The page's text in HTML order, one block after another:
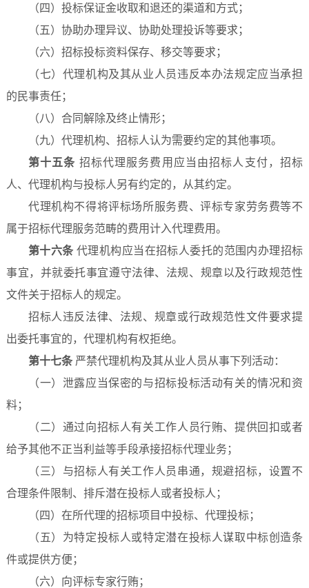
（四）投标保证金收取和退还的渠道和方式；
（五）协助办理异议、协助处理投诉等要求；
（六）招标投标资料保存、移交等要求；
（七）代理机构及其从业人员违反本办法规定应当承担
的民事责任；
（八）合同解除及终止情形；
（九）代理机构、招标人认为需要约定的其他事项。
第十五条 招标代理服务费用应当由招标人支付，招标
人、代理机构与投标人另有约定的，从其约定。
代理机构不得将评标场所服务费、评标专家劳务费等不
属于招标代理服务范畴的费用计入代理费用。
第十六条 代理机构应当在招标人委托的范围内办理招标
事宜，并就委托事宜遵守法律、法规、规章以及行政规范性
文件关于招标人的规定。
招标人违反法律、法规、规章或行政规范性文件要求提
出委托事宜的，代理机构有权拒绝。
第十七条严禁代理机构及其从业人员从事下列活动：
（一）泄露应当保密的与招标投标活动有关的情况和资
料；
（二）通过向招标人有关工作人员行贿、提供回扣或者
给予其他不正当利益等手段承接招标代理业务；
（三）与招标人有关工作人员串通，规避招标，设置不
合理条件限制、排斥潜在投标人或者投标人；
（四）在所代理的招标项目中投标、代理投标；
（五）为特定投标人或特定潜在投标人谋取中标创造条
件或提供方便；
（六）向评标专家行贿；